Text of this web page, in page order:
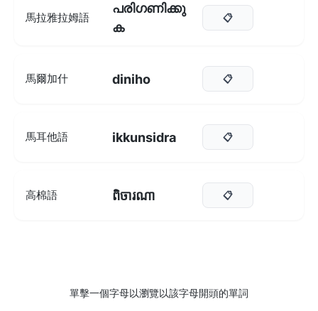
馬拉雅拉姆語
പരിഗണിക്കു
ക
📋
馬爾加什 diniho 📋
馬耳他語 ikkunsidra 📋
高棉語 ពិចារណា 📋
單擊一個字母以瀏覽以該字母開頭的單詞